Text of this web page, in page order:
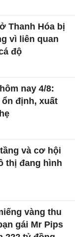
Thanh Hóa bị
vì liên quan
độ
nay 4/8:
định, xuất
và cơ hội
thị đang hình
vàng thu
gái Mr Pips